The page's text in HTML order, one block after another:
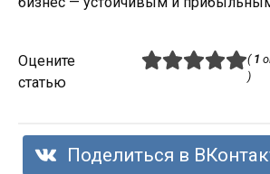
Оцените
статью
( 1
)
Поделиться в